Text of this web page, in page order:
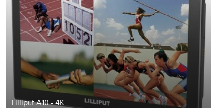
Lilliput A10 - 4K